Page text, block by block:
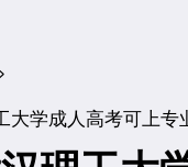
大学成人高考可上专